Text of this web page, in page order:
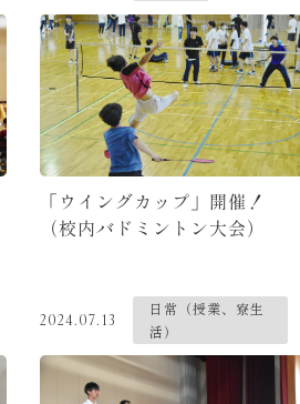
「ウイングカップ」開催！
（校内バドミントン大会）
2024.07.13
日常（授業、寮生
活）